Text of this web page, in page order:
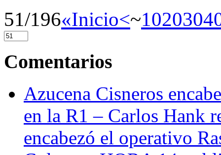
51/196«Inicio<~102030
Comentarios
Azucena Cisneros
en la R1 – Carlos Hank
encabezó el operativo